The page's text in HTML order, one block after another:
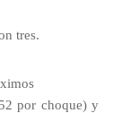
tres.
por choque) y